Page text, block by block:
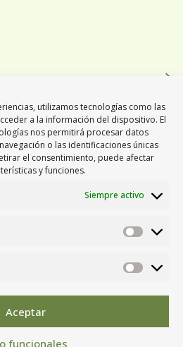
utilizamos tecnologías como las
a la información del dispositivo. El
nos permitirá procesar datos
o las identificaciones únicas
el consentimiento, puede afectar
y funciones.
Siempre activo
Aceptar
funcionales